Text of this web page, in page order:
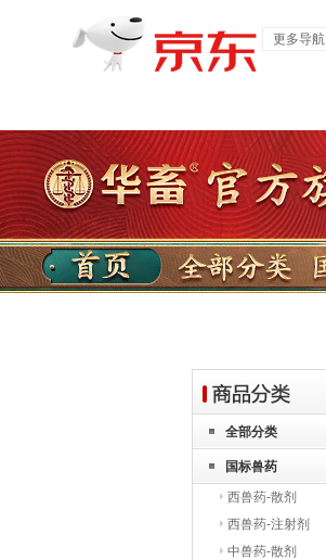
更多导航
全部分类
国标兽药
西兽药-散剂
西兽药-注射剂
中兽药-散剂